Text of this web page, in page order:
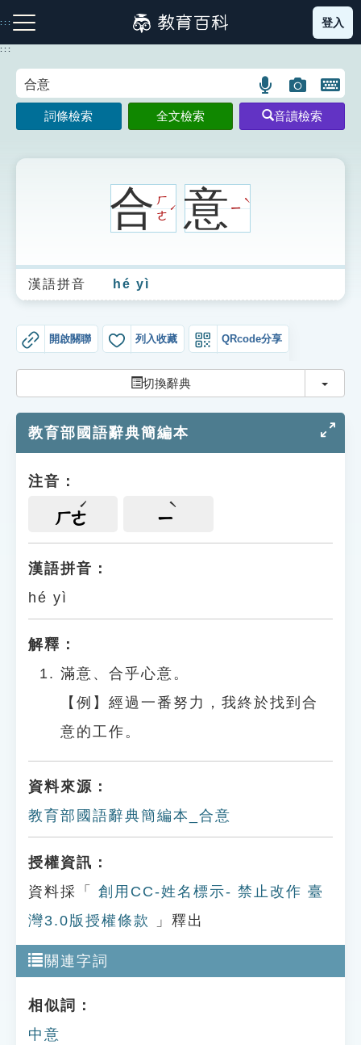
到
主
:::
注音索引圖示 筆畫索引圖示 部首索引表圖示
生字詞彙表
成語故事
索引選單
單字索引
遊戲專區
貓頭鷹博士
登入
:::
語
言
搜
圖
片
搜
開
鍵
圖
詞條檢索 全文檢索 音讀檢索
合ㄏ
ㄜ
ˊ 意ㄧ
ˋ
漢語拼音 hé yì
開啟關聯 列入收藏 QRcode分享
切換辭典 切換
教育部國語辭典簡編本
注音：
ㄏㄜ ㄧ
漢語拼音：
hé yì
解釋：
滿意、合乎心意。
【例】經過一番努力，我終於找到合
意的工作。
資料來源：
教育部國語辭典簡編本_合意
授權資訊：
資料採「
創用CC-姓名標示- 禁止改作 臺
灣3.0版授權條款
」釋出
關連字詞
相似詞：
中意